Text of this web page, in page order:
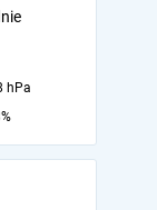
hPa